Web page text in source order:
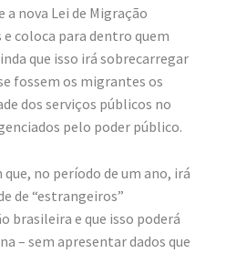
nova Lei de Migração
coloca para dentro quem
que isso irá sobrecarregar
fossem os migrantes os
dos serviços públicos no
pelo poder público.
no período de um ano, irá
de “estrangeiros”
brasileira e que isso poderá
– sem apresentar dados que